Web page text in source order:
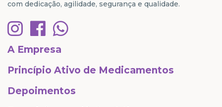
com dedicação, agilidade, segurança e qualidade.
A Empresa
Princípio Ativo de Medicamentos
Depoimentos